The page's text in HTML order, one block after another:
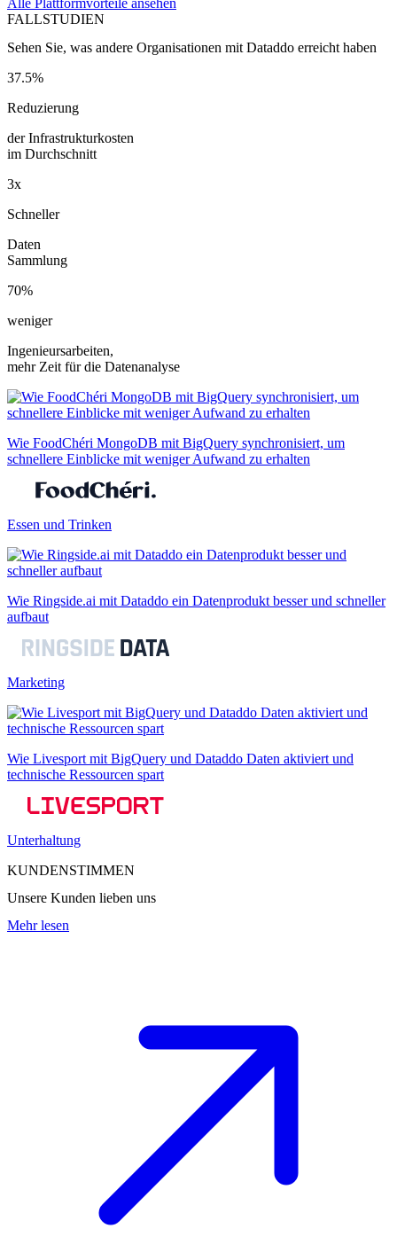
Alle Plattformvorteile ansehen
FALLSTUDIEN
Sehen Sie, was andere Organisationen mit Dataddo erreicht haben
37.5%
Reduzierung
der Infrastrukturkosten
im Durchschnitt
3x
Schneller
Daten
Sammlung
70%
weniger
Ingenieursarbeiten,
mehr Zeit für die Datenanalyse
Wie FoodChéri MongoDB mit BigQuery synchronisiert, um
schnellere Einblicke mit weniger Aufwand zu erhalten
Essen und Trinken
Wie Ringside.ai mit Dataddo ein Datenprodukt besser und schneller
aufbaut
Marketing
Wie Livesport mit BigQuery und Dataddo Daten aktiviert und
technische Ressourcen spart
Unterhaltung
KUNDENSTIMMEN
Unsere Kunden lieben uns
Mehr lesen